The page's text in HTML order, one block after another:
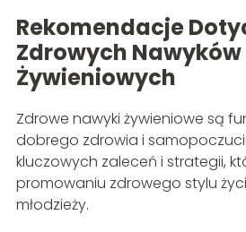
Rekomendacje
Zdrowych Nawyków
Żywieniowych
Zdrowe nawyki żywieniowe są
dobrego zdrowia i
kluczowych zaleceń i strategii,
promowaniu zdrowego stylu
młodzieży.